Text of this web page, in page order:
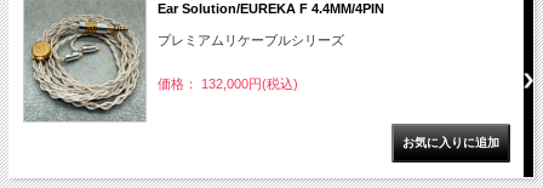
Ear Solution/EUREKA F 4.4MM/4PIN
プレミアムリケーブルシリーズ
価格： 132,000円(税込)